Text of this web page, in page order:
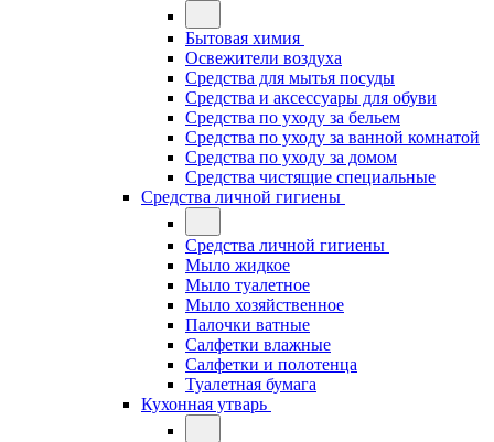
Бытовая химия
Освежители воздуха
Средства для мытья посуды
Средства и аксессуары для обуви
Средства по уходу за бельем
Средства по уходу за ванной комнатой
Средства по уходу за домом
Средства чистящие специальные
Средства личной гигиены
Средства личной гигиены
Мыло жидкое
Мыло туалетное
Мыло хозяйственное
Палочки ватные
Салфетки влажные
Салфетки и полотенца
Туалетная бумага
Кухонная утварь